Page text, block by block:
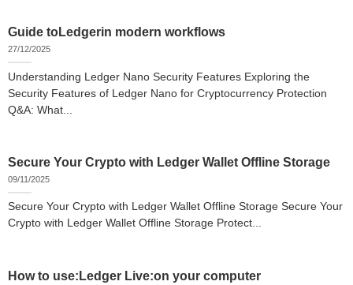
Guide toLedgerin modern workflows
27/12/2025
Understanding Ledger Nano Security Features Exploring the
Security Features of Ledger Nano for Cryptocurrency Protection
Q&A: What...
Secure Your Crypto with Ledger Wallet Offline Storage
09/11/2025
Secure Your Crypto with Ledger Wallet Offline Storage Secure Your
Crypto with Ledger Wallet Offline Storage Protect...
How to use:Ledger Live:on your computer